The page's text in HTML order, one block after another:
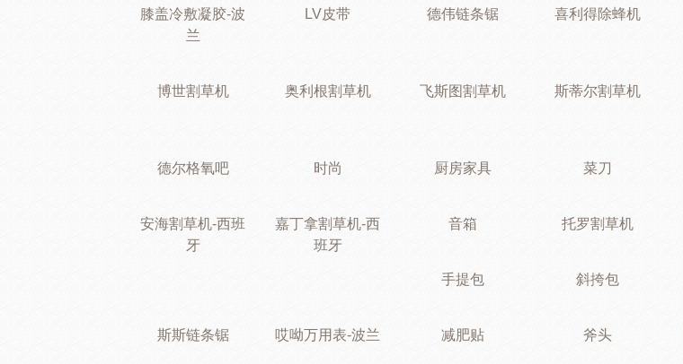
膝盖冷敷凝胶-波
兰
LV皮带 德伟链条锯 喜利得除蜂机
博世割草机 奥利根割草机 飞斯图割草机 斯蒂尔割草机
德尔格氧吧 时尚 厨房家具 菜刀
安海割草机-西班
牙
嘉丁拿割草机-西
班牙
音箱 托罗割草机
手提包 斜挎包
斯斯链条锯 哎呦万用表-波兰 减肥贴 斧头